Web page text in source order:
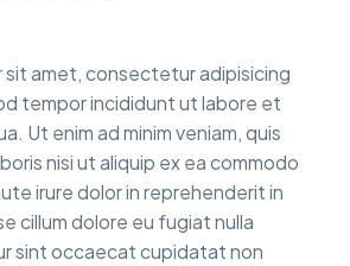
sit amet, consectetur adipisicing
tempor incididunt ut labore et
Ut enim ad minim veniam, quis
nisi ut aliquip ex ea commodo
irure dolor in reprehenderit in
cillum dolore eu fugiat nulla
sint occaecat cupidatat non